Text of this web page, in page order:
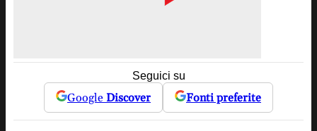
Seguici su
Google Discover Fonti preferite